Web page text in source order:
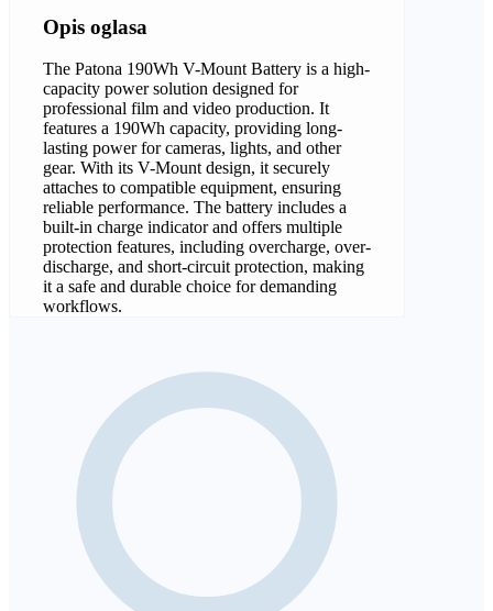
Opis oglasa
The Patona 190Wh V-Mount Battery is a high-
capacity power solution designed for
professional film and video production. It
features a 190Wh capacity, providing long-
lasting power for cameras, lights, and other
gear. With its V-Mount design, it securely
attaches to compatible equipment, ensuring
reliable performance. The battery includes a
built-in charge indicator and offers multiple
protection features, including overcharge, over-
discharge, and short-circuit protection, making
it a safe and durable choice for demanding
workflows.